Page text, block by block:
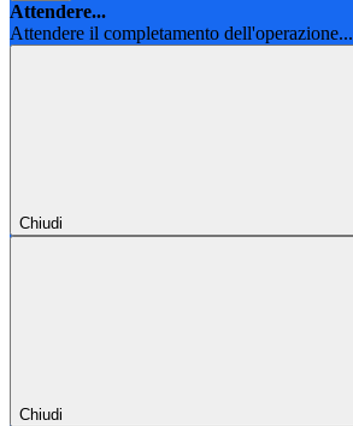
Attendere...
Attendere il completamento dell'operazione...
Chiudi
Chiudi